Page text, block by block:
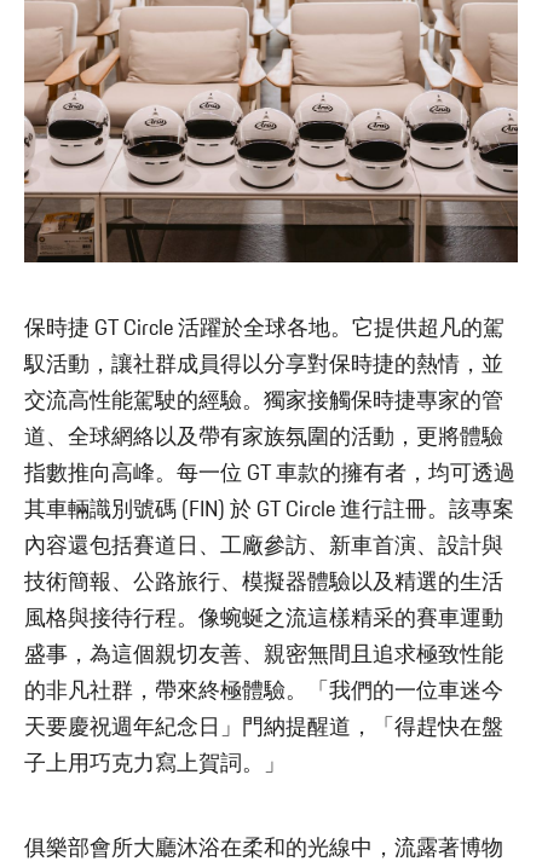
保時捷 GT Circle 活躍於全球各地。它提供超凡的駕
馭活動，讓社群成員得以分享對保時捷的熱情，並
交流高性能駕駛的經驗。獨家接觸保時捷專家的管
道、全球網絡以及帶有家族氛圍的活動，更將體驗
指數推向高峰。每一位 GT 車款的擁有者，均可透過
其車輛識別號碼 (FIN) 於 GT Circle 進行註冊。該專案
內容還包括賽道日、工廠參訪、新車首演、設計與
技術簡報、公路旅行、模擬器體驗以及精選的生活
風格與接待行程。像蜿蜒之流這樣精采的賽車運動
盛事，為這個親切友善、親密無間且追求極致性能
的非凡社群，帶來終極體驗。「我們的一位車迷今
天要慶祝週年紀念日」門納提醒道，「得趕快在盤
子上用巧克力寫上賀詞。」
俱樂部會所大廳沐浴在柔和的光線中，流露著博物